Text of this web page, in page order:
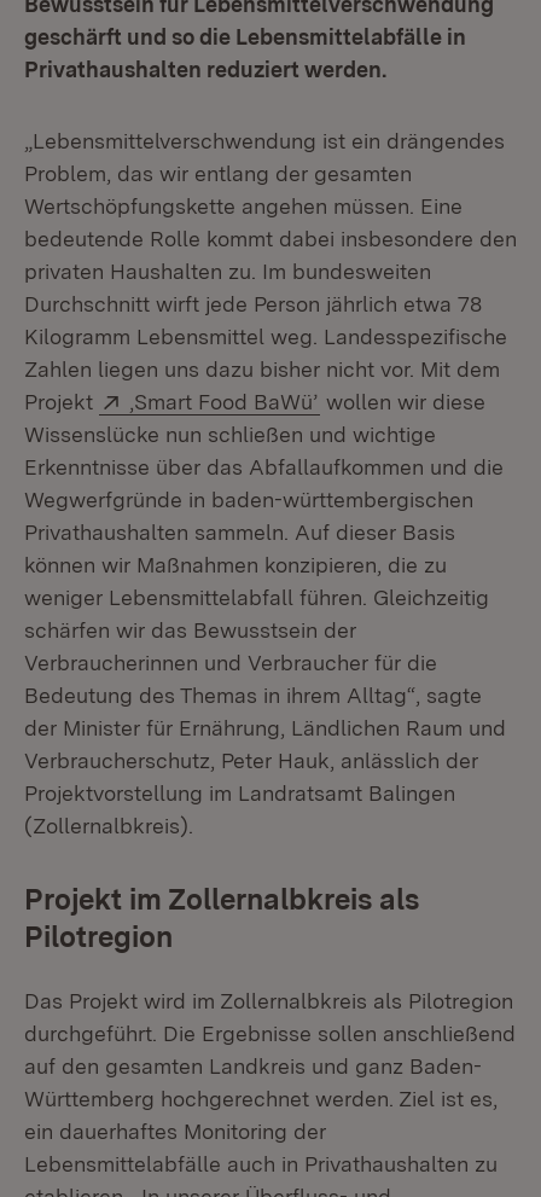
geschärft und so die Lebensmittelabfälle in
Privathaushalten reduziert werden.
„Lebensmittelverschwendung ist ein drängendes
Problem, das wir entlang der gesamten
Wertschöpfungskette angehen müssen. Eine
bedeutende Rolle kommt dabei insbesondere den
privaten Haushalten zu. Im bundesweiten
Durchschnitt wirft jede Person jährlich etwa 78
Kilogramm Lebensmittel weg. Landesspezifische
Zahlen liegen uns dazu bisher nicht vor. Mit dem
Projekt
Extern:
,Smart Food BaWü’ (Öffnet in neuem
wollen wir diese
Wissenslücke nun schließen und wichtige
Erkenntnisse über das Abfallaufkommen und die
Wegwerfgründe in baden-württembergischen
Privathaushalten sammeln. Auf dieser Basis
können wir Maßnahmen konzipieren, die zu
weniger Lebensmittelabfall führen. Gleichzeitig
schärfen wir das Bewusstsein der
Verbraucherinnen und Verbraucher für die
Bedeutung des Themas in ihrem Alltag“, sagte
der Minister für Ernährung, Ländlichen Raum und
Verbraucherschutz, Peter Hauk, anlässlich der
Projektvorstellung im Landratsamt Balingen
(Zollernalbkreis).
Projekt im Zollernalbkreis als
Pilotregion
Das Projekt wird im Zollernalbkreis als Pilotregion
durchgeführt. Die Ergebnisse sollen anschließend
auf den gesamten Landkreis und ganz Baden-
Württemberg hochgerechnet werden. Ziel ist es,
ein dauerhaftes Monitoring der
Lebensmittelabfälle auch in Privathaushalten zu